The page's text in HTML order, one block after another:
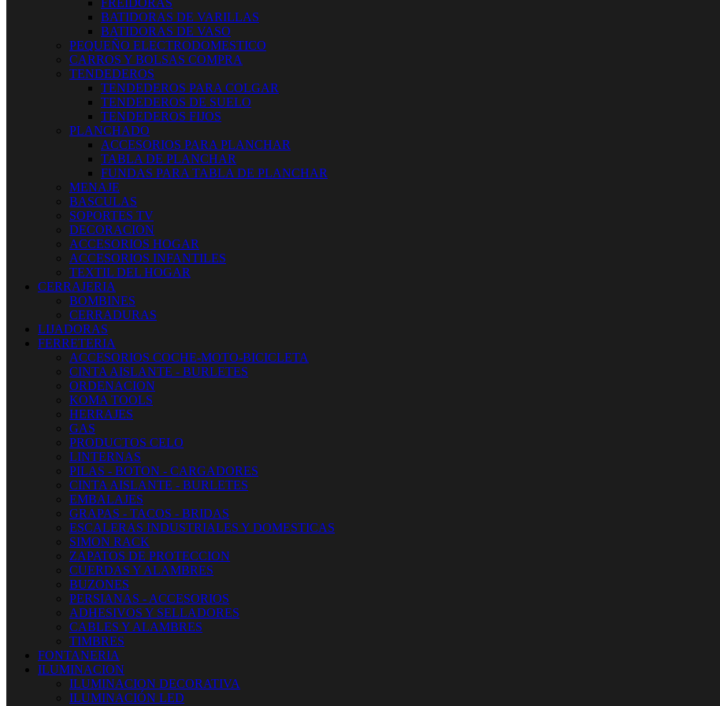
FREIDORAS
BATIDORAS DE VARILLAS
BATIDORAS DE VASO
PEQUEÑO ELECTRODOMESTICO
CARROS Y BOLSAS COMPRA
TENDEDEROS
TENDEDEROS PARA COLGAR
TENDEDEROS DE SUELO
TENDEDEROS FIJOS
PLANCHADO
ACCESORIOS PARA PLANCHAR
TABLA DE PLANCHAR
FUNDAS PARA TABLA DE PLANCHAR
MENAJE
BASCULAS
SOPORTES TV
DECORACION
ACCESORIOS HOGAR
ACCESORIOS INFANTILES
TEXTIL DEL HOGAR
CERRAJERIA
BOMBINES
CERRADURAS
LIJADORAS
FERRETERIA
ACCESORIOS COCHE-MOTO-BICICLETA
CINTA AISLANTE - BURLETES
ORDENACION
KOMA TOOLS
HERRAJES
GAS
PRODUCTOS CELO
LINTERNAS
PILAS - BOTON - CARGADORES
CINTA AISLANTE - BURLETES
EMBALAJES
GRAPAS - TACOS - BRIDAS
ESCALERAS INDUSTRIALES Y DOMESTICAS
SIMON RACK
ZAPATOS DE PROTECCION
CUERDAS Y ALAMBRES
BUZONES
PERSIANAS - ACCESORIOS
ADHESIVOS Y SELLADORES
CABLES Y ALAMBRES
TIMBRES
FONTANERIA
ILUMINACION
ILUMINACION DECORATIVA
ILUMINACIÓN LED